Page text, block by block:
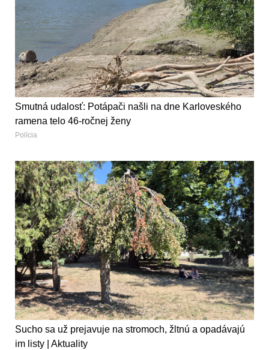
Smutná udalosť: Potápači našli na dne Karloveského
ramena telo 46-ročnej ženy
Polícia
Sucho sa už prejavuje na stromoch, žltnú a opadávajú
im listy | Aktuality